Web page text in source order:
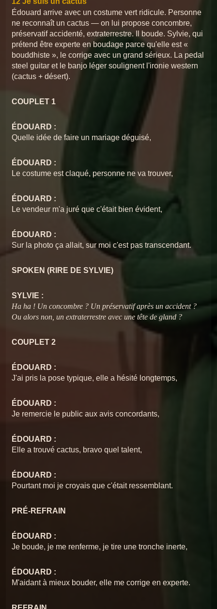
Chansons du Pschittt 11 Signez là
Chansons du Pschittt 13 Quand tu chantes
Chansons du Pschittt
Chansons du Pschittt 15 Les cadeaux
Chansons du Pschittt
Chansons du Pschittt 18 reprise
Chansons du Pschittt
2
01 Bienvenue à la mairie
Chansons du Pschittt
3
02 Bonjour c'est bien ici ?
Chansons du Pschittt
03 L'Équipe contre Marie-Claire
6
05 Le périnée
Chansons du Pschittt
7
Chansons du Pschittt
08 Allô Martine
Chansons du Pschittt
10
09 Picasso
Chansons du Pschittt
10 La cérémonie
12
Chansons du Pschittt
15 Les cadeaux
16
16 Le slow
17
Chansons du Pschittt
Édouard arrive avec un costume vert ridicule. Personne
ne reconnaît un cactus — on lui propose concombre,
préservatif accidenté, extraterrestre. Il boude. Sylvie, qui
prétend être experte en boudage parce qu'elle est «
bouddhiste », le corrige avec un grand sérieux. La pedal
steel guitar et le banjo léger soulignent l'ironie western
(cactus + désert).
COUPLET 1
ÉDOUARD :
Quelle idée de faire un mariage déguisé,
ÉDOUARD :
Le costume est claqué, personne ne va trouver,
ÉDOUARD :
Le vendeur m'a juré que c'était bien évident,
ÉDOUARD :
Sur la photo ça allait, sur moi c'est pas transcendant.
SPOKEN (RIRE DE SYLVIE)
SYLVIE :
Ha ha ! Un concombre ? Un préservatif après un accident ?
Ou alors non, un extraterrestre avec une tête de gland ?
COUPLET 2
ÉDOUARD :
J'ai pris la pose typique, elle a hésité longtemps,
ÉDOUARD :
Je remercie le public aux avis concordants,
ÉDOUARD :
Elle a trouvé cactus, bravo quel talent,
ÉDOUARD :
Pourtant moi je croyais que c'était ressemblant.
PRÉ-REFRAIN
ÉDOUARD :
Je boude, je me renferme, je tire une tronche inerte,
ÉDOUARD :
M'aidant à mieux bouder, elle me corrige en experte.